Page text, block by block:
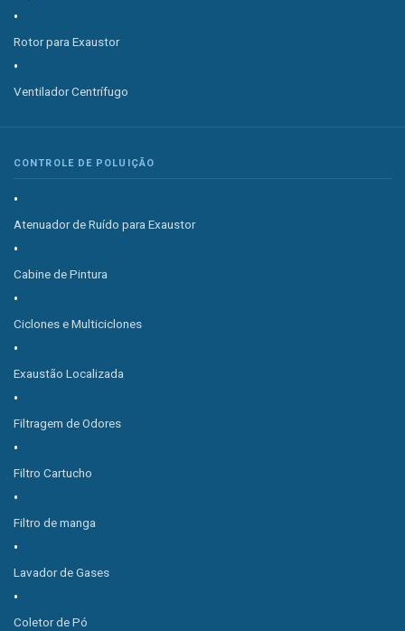
Rotor para Exaustor
Ventilador Centrífugo
CONTROLE DE POLUIÇÃO
Atenuador de Ruído para Exaustor
Cabine de Pintura
Ciclones e Multiciclones
Exaustão Localizada
Filtragem de Odores
Filtro Cartucho
Filtro de manga
Lavador de Gases
Coletor de Pó